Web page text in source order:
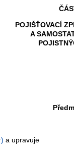
POJIŠŤOVACÍ
A
) a upravuje